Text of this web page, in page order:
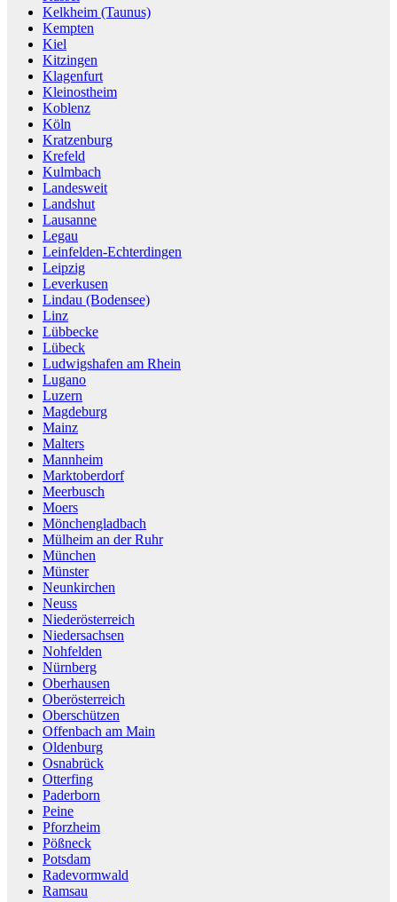
Kelkheim (Taunus)
Kempten
Kiel
Kitzingen
Klagenfurt
Kleinostheim
Koblenz
Köln
Kratzenburg
Krefeld
Kulmbach
Landesweit
Landshut
Lausanne
Legau
Leinfelden-Echterdingen
Leipzig
Leverkusen
Lindau (Bodensee)
Linz
Lübbecke
Lübeck
Ludwigshafen am Rhein
Lugano
Luzern
Magdeburg
Mainz
Malters
Mannheim
Marktoberdorf
Meerbusch
Moers
Mönchengladbach
Mülheim an der Ruhr
München
Münster
Neunkirchen
Neuss
Niederösterreich
Niedersachsen
Nohfelden
Nürnberg
Oberhausen
Oberösterreich
Oberschützen
Offenbach am Main
Oldenburg
Osnabrück
Otterfing
Paderborn
Peine
Pforzheim
Pößneck
Potsdam
Radevormwald
Ramsau